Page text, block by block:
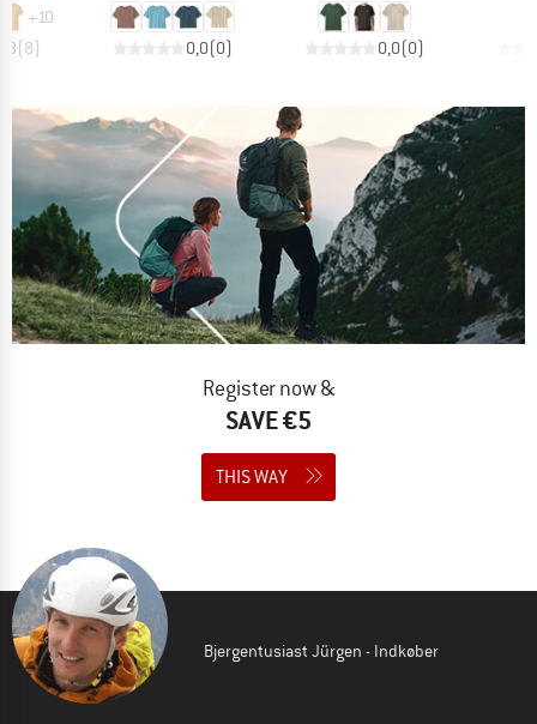
+10
(8) 0,0(0) 0,0(0)
Register now &
SAVE €5
THIS WAY
Bjergentusiast Jürgen - Indkøber